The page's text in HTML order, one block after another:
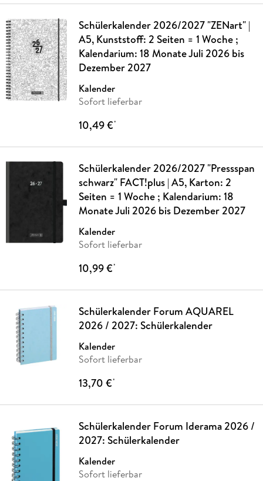
Schülerkalender 2026/2027 "ZENart" |
A5, Kunststoff: 2 Seiten = 1 Woche ;
Kalendarium: 18 Monate Juli 2026 bis
Dezember 2027
Kalender
Sofort lieferbar
10,49 €*
Schülerkalender 2026/2027 "Pressspan
schwarz" FACT!plus | A5, Karton: 2
Seiten = 1 Woche ; Kalendarium: 18
Monate Juli 2026 bis Dezember 2027
Kalender
Sofort lieferbar
10,99 €*
Schülerkalender Forum AQUAREL
2026 / 2027: Schülerkalender
Kalender
Sofort lieferbar
13,70 €*
Schülerkalender Forum Iderama 2026 /
2027: Schülerkalender
Kalender
Sofort lieferbar